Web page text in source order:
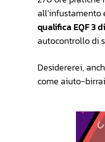
qualifica EQF 3
autocontrollo di
Desidererei,
come aiuto-